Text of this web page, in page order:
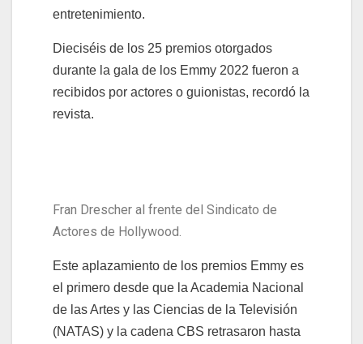
entretenimiento.
Dieciséis de los 25 premios otorgados
durante la gala de los Emmy 2022 fueron a
recibidos por actores o guionistas, recordó la
revista.
Fran Drescher al frente del Sindicato de
Actores de Hollywood.
Este aplazamiento de los premios Emmy es
el primero desde que la Academia Nacional
de las Artes y las Ciencias de la Televisión
(NATAS) y la cadena CBS retrasaron hasta